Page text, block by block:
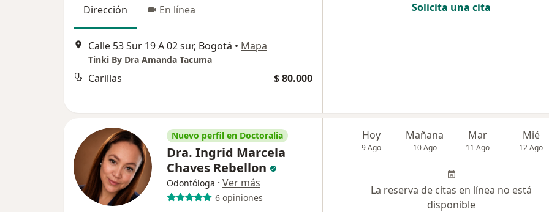
Dirección En línea
Calle 53 Sur 19 A 02 sur, Bogotá • Mapa
Tinki By Dra Amanda Tacuma
Carillas $ 80.000
Solicita una cita
Nuevo perfil en Doctoralia
Dra. Ingrid Marcela
Chaves Rebellon
Odontóloga · Ver más
6 opiniones
Hoy
9 Ago
Mañana
10 Ago
Mar
11 Ago
Mié
12 Ago
La reserva de citas en línea no está
disponible